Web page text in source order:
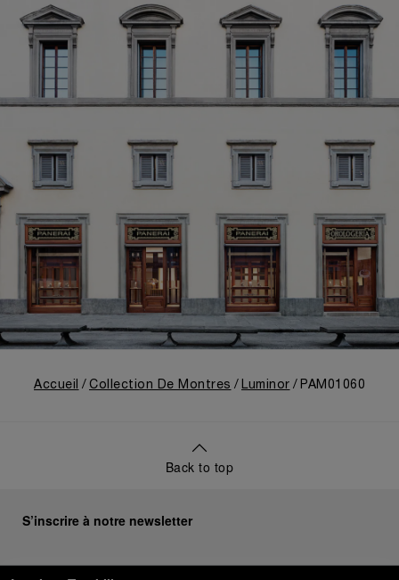
Accueil Collection De Montres Luminor PAM01060
Back to top
S’inscrire à notre newsletter